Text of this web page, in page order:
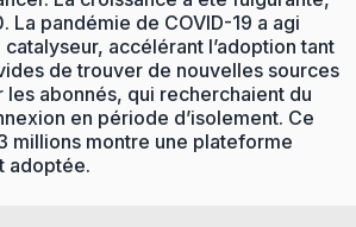
La pandémie de COVID-19 a agi
accélérant l’adoption tant
de trouver de nouvelles sources
les abonnés, qui recherchaient du
en période d’isolement. Ce
millions montre une plateforme
adoptée.